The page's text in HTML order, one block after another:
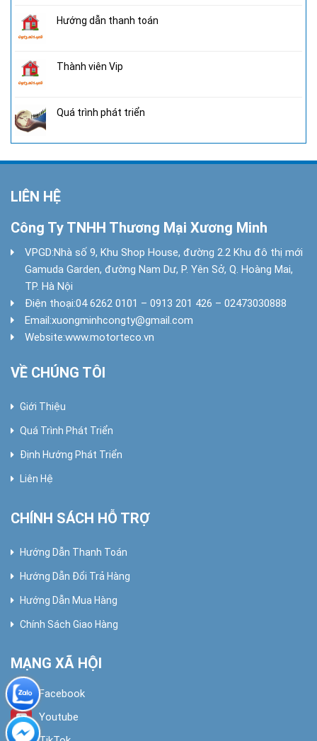
Hướng dẫn thanh toán
Thành viên Vip
Quá trình phát triển
LIÊN HỆ
Công Ty TNHH Thương Mại Xương Minh
VPGD:Nhà số 9, Khu Shop House, đường 2.2 Khu đô thị mới
Gamuda Garden, đường Nam Dư, P. Yên Sở, Q. Hoàng Mai,
TP. Hà Nội
Điện thoại:04 6262 0101 – 0913 201 426 – 02473030888
Email:xuongminhcongty@gmail.com
Website:www.motorteco.vn
VỀ CHÚNG TÔI
Giới Thiệu
Quá Trình Phát Triển
Định Hướng Phát Triển
Liên Hệ
CHÍNH SÁCH HỖ TRỢ
Hướng Dẫn Thanh Toán
Hướng Dẫn Đổi Trả Hàng
Hướng Dẫn Mua Hàng
Chính Sách Giao Hàng
MẠNG XÃ HỘI
Facebook
Youtube